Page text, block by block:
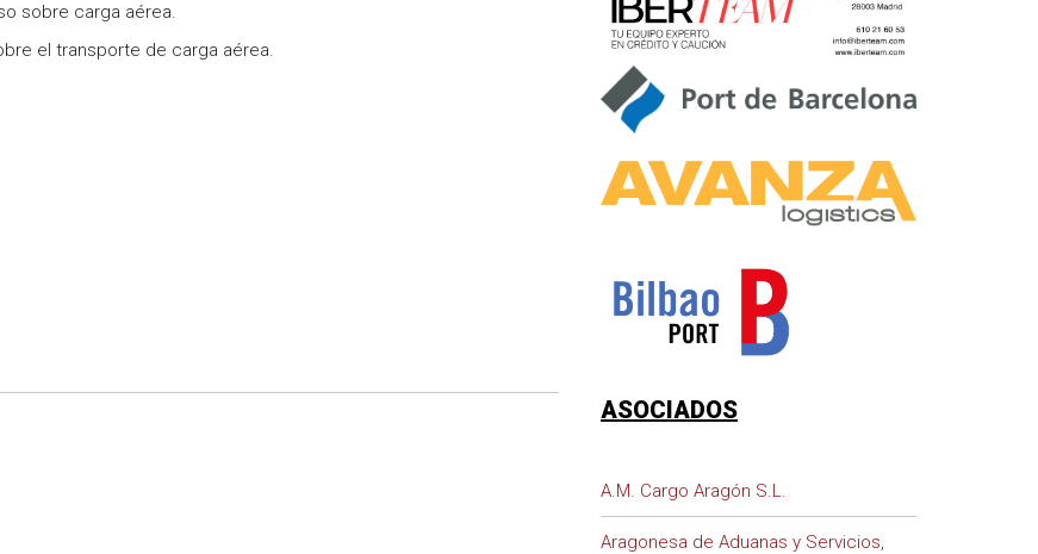
sobre carga aérea.
el transporte de carga aérea.
ASOCIADOS
A.M. Cargo Aragón S.L.
Aragonesa de Aduanas y Servicios,